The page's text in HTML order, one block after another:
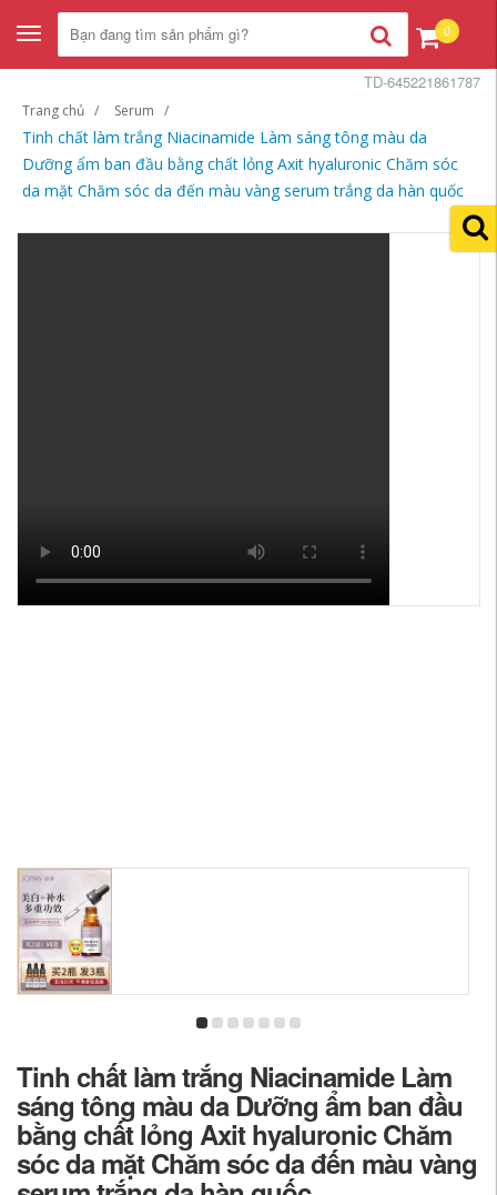
Toggle
navigation
0
Trang chủ Serum
Tinh chất làm trắng Niacinamide Làm sáng tông màu da
Dưỡng ẩm ban đầu bằng chất lỏng Axit hyaluronic Chăm sóc
da mặt Chăm sóc da đến màu vàng serum trắng da hàn quốc
TD-645221861787
Tinh chất làm trắng Niacinamide Làm
sáng tông màu da Dưỡng ẩm ban đầu
bằng chất lỏng Axit hyaluronic Chăm
sóc da mặt Chăm sóc da đến màu vàng